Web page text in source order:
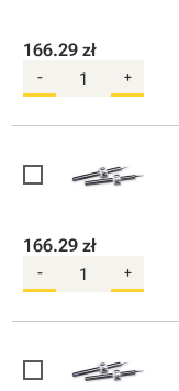
166.29 zł
- +
166.29 zł
- +